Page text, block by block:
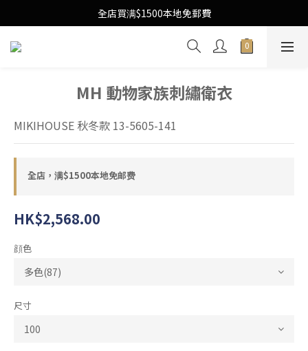
Free Local Shipping Upon $1500 purchase
全店買满$1500本地免郵費
Free Local Shipping Upon $1500 purchase
MH 動物家族刺繡衛衣
MIKIHOUSE 秋冬款 13-5605-141
全店，满$1500本地免邮费
HK$2,568.00
顔色
尺寸